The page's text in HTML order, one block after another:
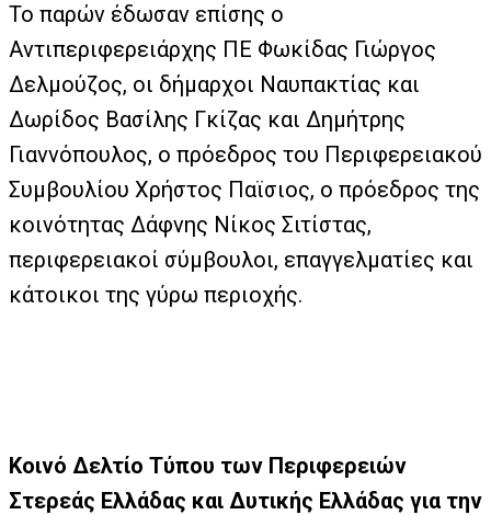
Το παρών έδωσαν επίσης ο
Αντιπεριφερειάρχης ΠΕ Φωκίδας Γιώργος
Δελμούζος, οι δήμαρχοι Ναυπακτίας και
Δωρίδος Βασίλης Γκίζας και Δημήτρης
Γιαννόπουλος, ο πρόεδρος του Περιφερειακού
Συμβουλίου Χρήστος Παϊσιος, ο πρόεδρος της
κοινότητας Δάφνης Νίκος Σιτίστας,
περιφερειακοί σύμβουλοι, επαγγελματίες και
κάτοικοι της γύρω περιοχής.
Κοινό Δελτίο Τύπου των Περιφερειών
Στερεάς Ελλάδας και Δυτικής Ελλάδας για την